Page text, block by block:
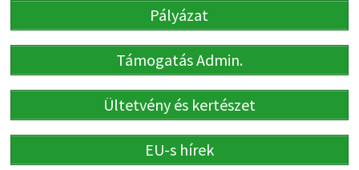
Pályázat
Támogatás Admin.
Ültetvény és kertészet
EU-s hírek